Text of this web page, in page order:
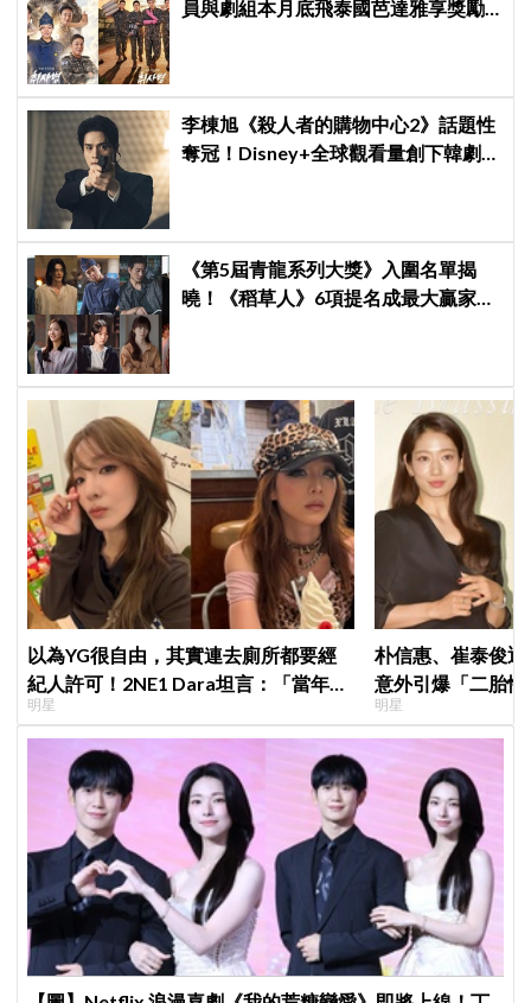
員與劇組本月底飛泰國芭達雅享獎勵
李棟旭《殺人者的購物中心2》話題性
奪冠！Disney+全球觀看量創下韓劇新
《第5屆青龍系列大獎》入圍名單揭
曉！《稻草人》6項提名成最大贏家，
以為YG很自由，其實連去廁所都要經
紀人許可！2NE1 Dara坦言：「當年超
羨慕少女時代」
明星
朴信惠、崔泰俊
意外引爆「二胎
明星